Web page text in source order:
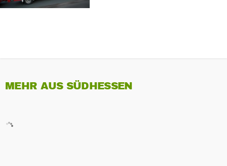
MEHR AUS SÜDHESSEN